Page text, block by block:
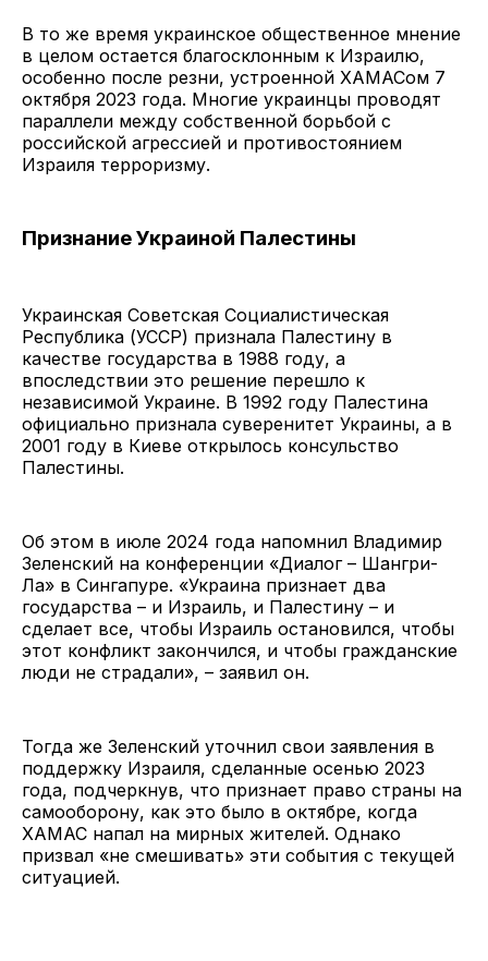
В то же время украинское общественное мнение
в целом остается благосклонным к Израилю,
особенно после резни, устроенной ХАМАСом 7
октября 2023 года. Многие украинцы проводят
параллели между собственной борьбой с
российской агрессией и противостоянием
Израиля терроризму.
Признание Украиной Палестины
Украинская Советская Социалистическая
Республика (УССР) признала Палестину в
качестве государства в 1988 году, а
впоследствии это решение перешло к
независимой Украине. В 1992 году Палестина
официально признала суверенитет Украины, а в
2001 году в Киеве открылось консульство
Палестины.
Об этом в июле 2024 года напомнил Владимир
Зеленский на конференции «Диалог – Шангри-
Ла» в Сингапуре. «Украина признает два
государства – и Израиль, и Палестину – и
сделает все, чтобы Израиль остановился, чтобы
этот конфликт закончился, и чтобы гражданские
люди не страдали», – заявил он.
Тогда же Зеленский уточнил свои заявления в
поддержку Израиля, сделанные осенью 2023
года, подчеркнув, что признает право страны на
самооборону, как это было в октябре, когда
ХАМАС напал на мирных жителей. Однако
призвал «не смешивать» эти события с текущей
ситуацией.